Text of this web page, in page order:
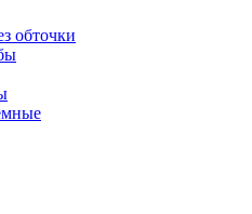
обточки